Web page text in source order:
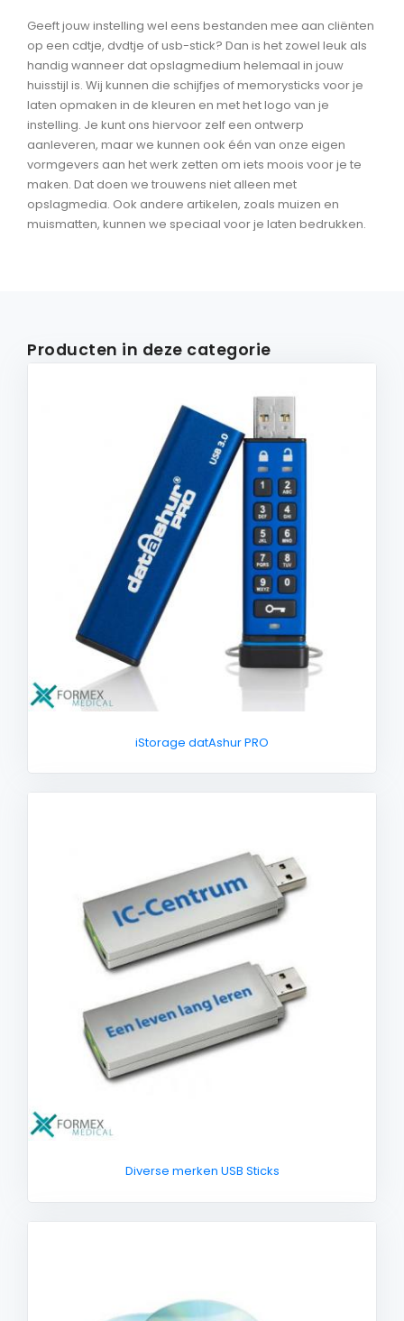
Geeft jouw instelling wel eens bestanden mee aan cliënten
op een cdtje, dvdtje of usb-stick? Dan is het zowel leuk als
handig wanneer dat opslagmedium helemaal in jouw
huisstijl is. Wij kunnen die schijfjes of memorysticks voor je
laten opmaken in de kleuren en met het logo van je
instelling. Je kunt ons hiervoor zelf een ontwerp
aanleveren, maar we kunnen ook één van onze eigen
vormgevers aan het werk zetten om iets moois voor je te
maken. Dat doen we trouwens niet alleen met
opslagmedia. Ook andere artikelen, zoals muizen en
muismatten, kunnen we speciaal voor je laten bedrukken.
Producten in deze categorie
iStorage datAshur PRO
Diverse merken USB Sticks